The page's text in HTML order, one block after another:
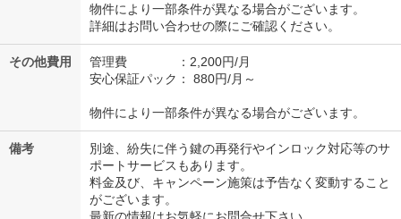
物件により一部条件が異なる場合がございます。
詳細はお問い合わせの際にご確認ください。
その他費用
管理費 ：2,200円/月
安心保証パック： 880円/月～
物件により一部条件が異なる場合がございます。
備考
別途、紛失に伴う鍵の再発行やインロック対応等のサ
ポートサービスもあります。
料金及び、キャンペーン施策は予告なく変動すること
がございます。